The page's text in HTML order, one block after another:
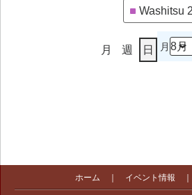
Washitsu 2
月 週 日 月
ホーム イベント情報